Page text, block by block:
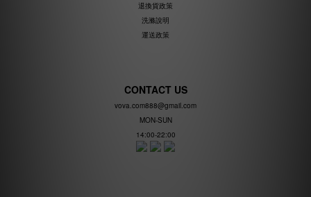
退換貨政策
洗滌說明
運送政策
CONTACT US
vova.com888@gmail.com
MON-SUN
14:00-22:00